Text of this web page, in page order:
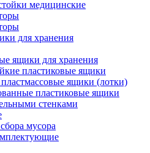
медицинские
для хранения
ящики для хранения
пластиковые ящики
ящики (лотки)
пластиковые ящики
стенками
мусора